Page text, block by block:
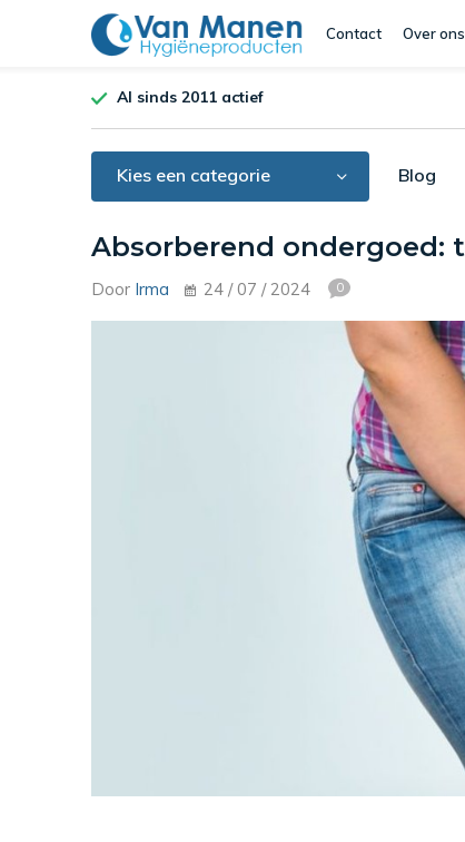
Contact Over ons
Al sinds 2011 actief
Kies een categorie Blog
Absorberend ondergoed:
Door Irma 24 / 07 / 2024 0